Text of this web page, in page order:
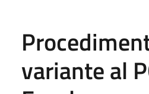
variante al